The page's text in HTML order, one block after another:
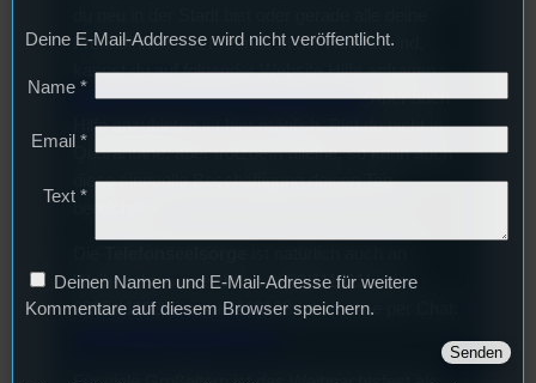
Freundinnen und Freunde in der Heimat sind,
kannst du auf folgender Website Hilfe anfragen :
https://www.quarantaenehelden.org/#/Aber auch
Hilfe anzubieten ist hier möglich. Bist du nicht in
Quarantäne, aber trotzdem alleine, so kann auch
diese sinnvolle Beschäftigung deinen Tag
bereichern.
Weihnachten erreichbar: 0800/1110111 oder
0800/1110222 sowie 116123 oder online per Chat:
Deine E-Mail-Addresse wird nicht veröffentlicht.
Name *
Email *
Text *
Deinen Namen und E-Mail-Adresse für weitere
Kommentare auf diesem Browser speichern.